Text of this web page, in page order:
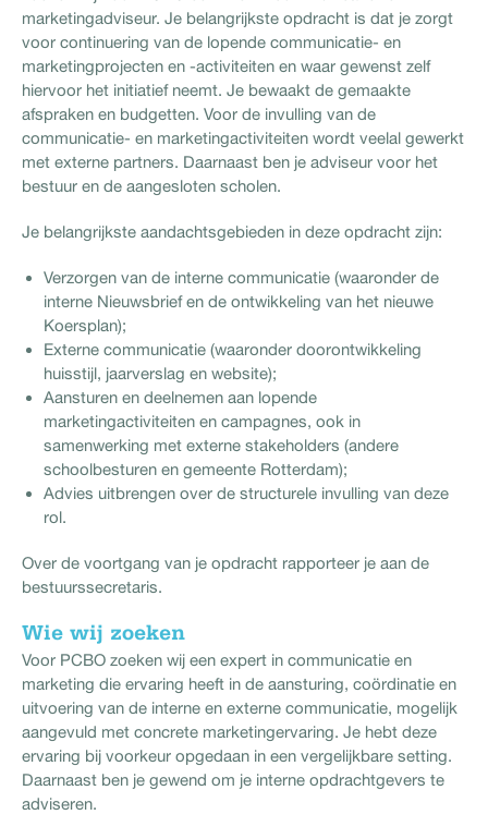
marketingadviseur. Je belangrijkste opdracht is dat je zorgt
voor continuering van de lopende communicatie- en
marketingprojecten en -activiteiten en waar gewenst zelf
hiervoor het initiatief neemt. Je bewaakt de gemaakte
afspraken en budgetten. Voor de invulling van de
communicatie- en marketingactiviteiten wordt veelal gewerkt
met externe partners. Daarnaast ben je adviseur voor het
bestuur en de aangesloten scholen.
Je belangrijkste aandachtsgebieden in deze opdracht zijn:
Verzorgen van de interne communicatie (waaronder de
interne Nieuwsbrief en de ontwikkeling van het nieuwe
Koersplan);
Externe communicatie (waaronder doorontwikkeling
huisstijl, jaarverslag en website);
Aansturen en deelnemen aan lopende
marketingactiviteiten en campagnes, ook in
samenwerking met externe stakeholders (andere
schoolbesturen en gemeente Rotterdam);
Advies uitbrengen over de structurele invulling van deze
rol.
Over de voortgang van je opdracht rapporteer je aan de
bestuurssecretaris.
Wie wij zoeken
Voor PCBO zoeken wij een expert in communicatie en
marketing die ervaring heeft in de aansturing, coördinatie en
uitvoering van de interne en externe communicatie, mogelijk
aangevuld met concrete marketingervaring. Je hebt deze
ervaring bij voorkeur opgedaan in een vergelijkbare setting.
Daarnaast ben je gewend om je interne opdrachtgevers te
adviseren.